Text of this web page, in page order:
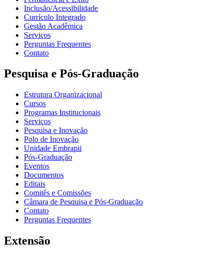
Inclusão/Acessibilidade
Currículo Integrado
Gestão Acadêmica
Serviços
Perguntas Frequentes
Contato
Pesquisa e Pós-Graduação
Estrutura Organizacional
Cursos
Programas Institucionais
Serviços
Pesquisa e Inovação
Polo de Inovação
Unidade Embrapii
Pós-Graduação
Eventos
Documentos
Editais
Comitês e Comissões
Câmara de Pesquisa e Pós-Graduação
Contato
Perguntas Frequentes
Extensão